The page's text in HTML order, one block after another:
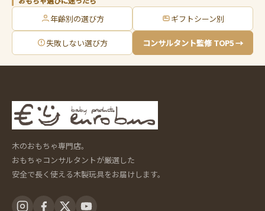
年齢別の選び方 ギフトシーン別
失敗しない選び方 コンサルタント監修 TOP5 →
木のおもちゃ専門店。
おもちゃコンサルタントが厳選した
安全で長く使える木製玩具をお届けします。